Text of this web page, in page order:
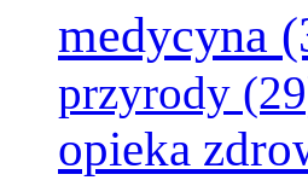
medycyna
przyrody
opieka